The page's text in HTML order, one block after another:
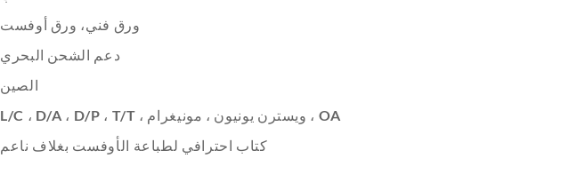
ورق فني، ورق أوفست
دعم الشحن البحري
الصين
L/C ، D/A ، D/P ، T/T ، ويسترن يونيون ، مونيغرام ، OA
كتاب احترافي لطباعة الأوفست بغلاف ناعم